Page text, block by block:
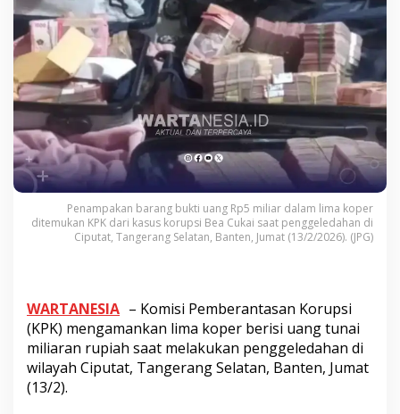
Ciputat
Penampakan barang bukti uang Rp5 miliar dalam lima koper
ditemukan KPK dari kasus korupsi Bea Cukai saat penggeledahan di
Ciputat, Tangerang Selatan, Banten, Jumat (13/2/2026). (JPG)
WARTANESIA – Komisi Pemberantasan Korupsi
(KPK) mengamankan lima koper berisi uang tunai
miliaran rupiah saat melakukan penggeledahan di
wilayah Ciputat, Tangerang Selatan, Banten, Jumat
(13/2).